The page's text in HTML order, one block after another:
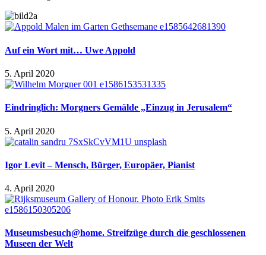
Auf ein Wort mit… Uwe Appold
5. April 2020
Eindringlich: Morgners Gemälde „Einzug in Jerusalem“
5. April 2020
Igor Levit – Mensch, Bürger, Europäer, Pianist
4. April 2020
Museumsbesuch@home. Streifzüge durch die geschlossenen
Museen der Welt